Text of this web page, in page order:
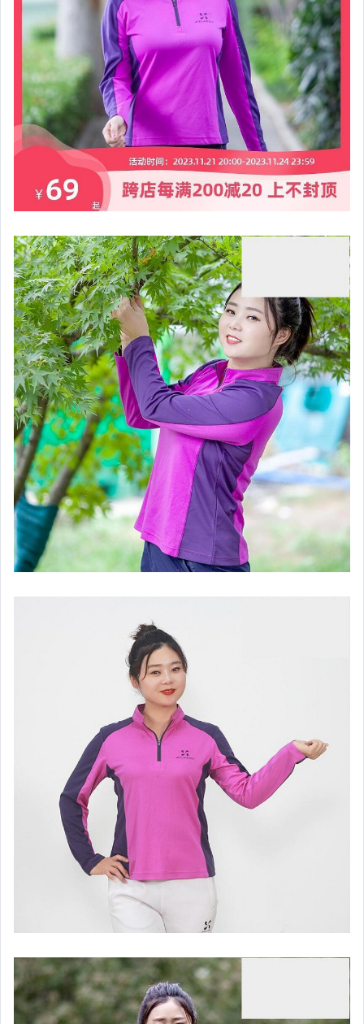
玩具、模型與公仔
男性精品與服飾
女裝與服飾配件
偶像、球員卡與郵幣
手錶與飾品配件
女包精品與女鞋
家電與影音視聽